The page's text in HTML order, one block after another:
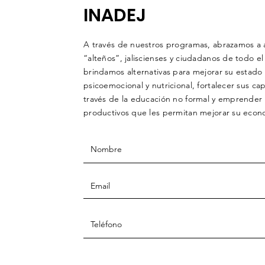
INADEJ
A través de nuestros programas, abrazamos a
“alteños”, jaliscienses y ciudadanos de todo
brindamos alternativas para mejorar su
psicoemocional y nutricional, fortalecer sus
través de la educación no formal y emprender
productivos que les permitan mejorar su